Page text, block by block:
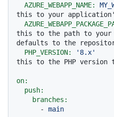
AZURE_WEBAPP_NAME:
this to your
this to the path to your
defaults to the
PHP_VERSION:
'8.x'
this to the PHP version
on:
push:
branches:
-
main